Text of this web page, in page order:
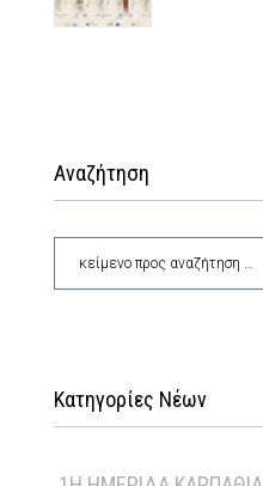
Αναζήτηση
Κατηγορίες Νέων